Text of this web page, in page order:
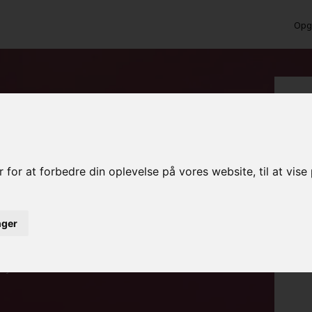
at forbedre din oplevelse på vores website, til at
samme